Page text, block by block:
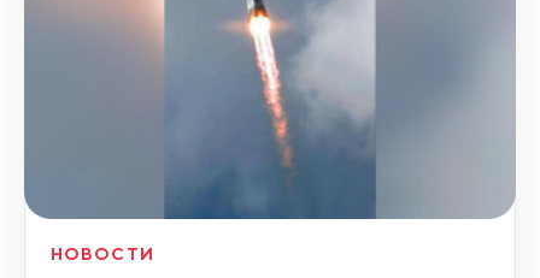
НОВОСТИ